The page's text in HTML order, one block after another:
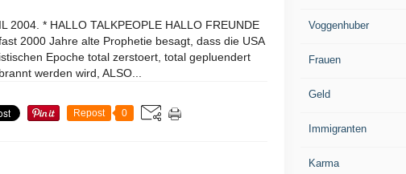
2004. * HALLO TALKPEOPLE HALLO FREUNDE
2000 Jahre alte Prophetie besagt, dass die USA
Epoche total zerstoert, total gepluendert
werden wird, ALSO...
Repost 0
Voggenhuber
Frauen
Geld
Immigranten
Karma